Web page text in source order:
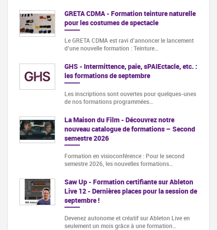
GRETA CDMA - Formation teinture naturelle
pour les costumes de spectacle
Le GRETA CDMA est ravi d'annoncer le lancement
d'une nouvelle formation : Teinture…
GHS - Intermittence, paie, sPAIEctacle, etc. :
les formations de septembre
Les inscriptions sont ouvertes pour quelques-unes
de nos formations programmées…
La Maison du Film - Découvrez notre
nouveau catalogue de formations – Second
semestre 2026
Formation en visioconférence : Pour le second
semestre 2026, les nouvelles formations…
Saw Up - Formation certifiante sur Ableton
Live 12 - Dernières places pour la session de
septembre !
Devenez autonome et créatif sur Ableton Live en
seulement un mois grâce à une formation…